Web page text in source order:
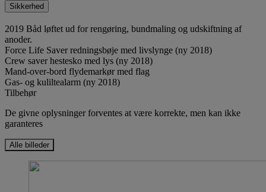
Sikkerhed
2019 Båd løftet ud for rengøring, bundmaling og udskiftning af
anoder.
Force Life Saver redningsbøje med livslynge (ny 2018)
Crew saver hestesko med lys (ny 2018)
Mand-over-bord flydemarkør med flag
Gas- og kuliltealarm (ny 2018)
Tilbehør
De givne oplysninger forventes at være korrekte, men kan ikke
garanteres
Alle billeder